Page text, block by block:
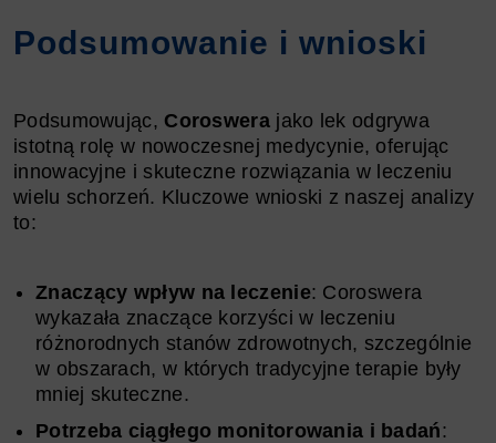
Podsumowanie i wnioski
Podsumowując, Coroswerajako lek odgrywa
istotną rolę w nowoczesnej medycynie, oferując
innowacyjne i skuteczne rozwiązania w leczeniu
wielu schorzeń. Kluczowe wnioski z naszej analizy
to:
Znaczący wpływ na leczenie: Coroswera
wykazała znaczące korzyści w leczeniu
różnorodnych stanów zdrowotnych, szczególnie
w obszarach, w których tradycyjne terapie były
mniej skuteczne.
Potrzeba ciągłego monitorowania i badań: